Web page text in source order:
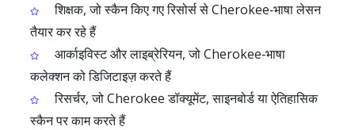
शिक्षक, जो स्कैन किए गए रिसोर्स से Cherokee‑भाषा लेसन
तैयार कर रहे हैं
आर्काइविस्ट और लाइब्रेरियन, जो Cherokee‑भाषा
कलेक्शन को डिजिटाइज़ करते हैं
रिसर्चर, जो Cherokee डॉक्यूमेंट, साइनबोर्ड या ऐतिहासिक
स्कैन पर काम करते हैं